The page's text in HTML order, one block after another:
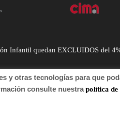
Infantil quedan EXCLUIDOS del
tecnologías para que
consulte nuestrapolítica